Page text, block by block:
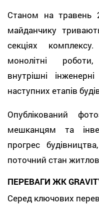
Станом на травень
майданчику
секціях
монолітні
внутрішні
наступних етапів
Опублікований
мешканцям та
прогрес
поточний стан
ПЕРЕВАГИ ЖК
Серед ключових